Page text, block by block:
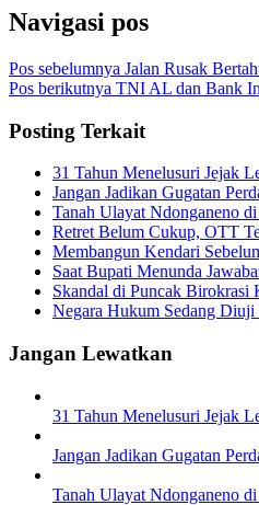
Navigasi pos
Pos sebelumnya Jalan Rusak
Pos berikutnya TNI AL dan Bank
Posting Terkait
31 Tahun Menelusuri Jejak
Jangan Jadikan Gugatan
Tanah Ulayat Ndonganeno
Retret Belum Cukup, OTT
Membangun Kendari
Saat Bupati Menunda
Skandal di Puncak Birokrasi
Negara Hukum Sedang
Jangan Lewatkan
31 Tahun Menelusuri Jejak
Jangan Jadikan Gugatan
Tanah Ulayat Ndonganeno